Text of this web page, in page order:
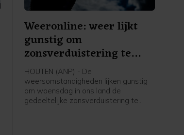
Weeronline: weer lijkt
gunstig om
zonsverduistering te
zien
HOUTEN (ANP) - De
weersomstandigheden lijken gunstig
om woensdag in ons land de
gedeeltelijke zonsverduistering te